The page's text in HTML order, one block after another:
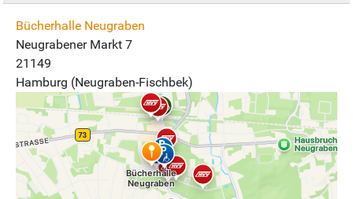
Bücherhalle Neugraben
Neugrabener Markt 7
21149
Hamburg (Neugraben-Fischbek)